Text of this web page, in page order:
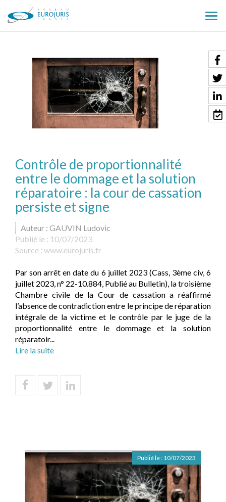
le
Contrôle de proportionnalité
entre le dommage et la solution
réparatoire : la cour de cassation
persiste et signe
Auteur : GAUVIN Ludovic
Publié le : 10/07/2023
Source : www.eurojuris.fr
Par son arrêt en date du 6 juillet 2023 (Cass, 3ème civ, 6
juillet 2023, n° 22-10.884, Publié au Bulletin), la troisième
Chambre civile de la Cour de cassation a réaffirmé
l’absence de contradiction entre le principe de réparation
intégrale de la victime et le contrôle par le juge de la
proportionnalité entre le dommage et la solution
réparatoir...
Lire la suite
Publié le : 10/07/2023